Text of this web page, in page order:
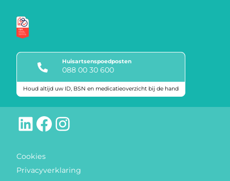
Huisartsenspoedposten
088 00 30 600
Houd altijd uw ID, BSN en medicatieoverzicht bij de hand
LinkedIn
Facebook
Instagram
Cookies
Privacyverklaring